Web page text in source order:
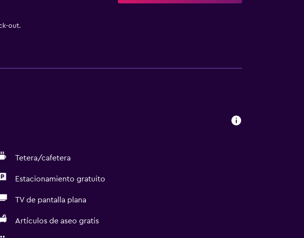
out.
Tetera/cafetera
Estacionamiento gratuito
TV de pantalla plana
Artículos de aseo gratis